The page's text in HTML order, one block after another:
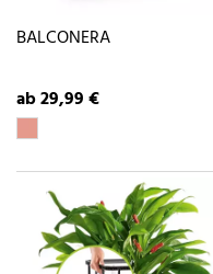
BALCONERA
ab 29,99 €